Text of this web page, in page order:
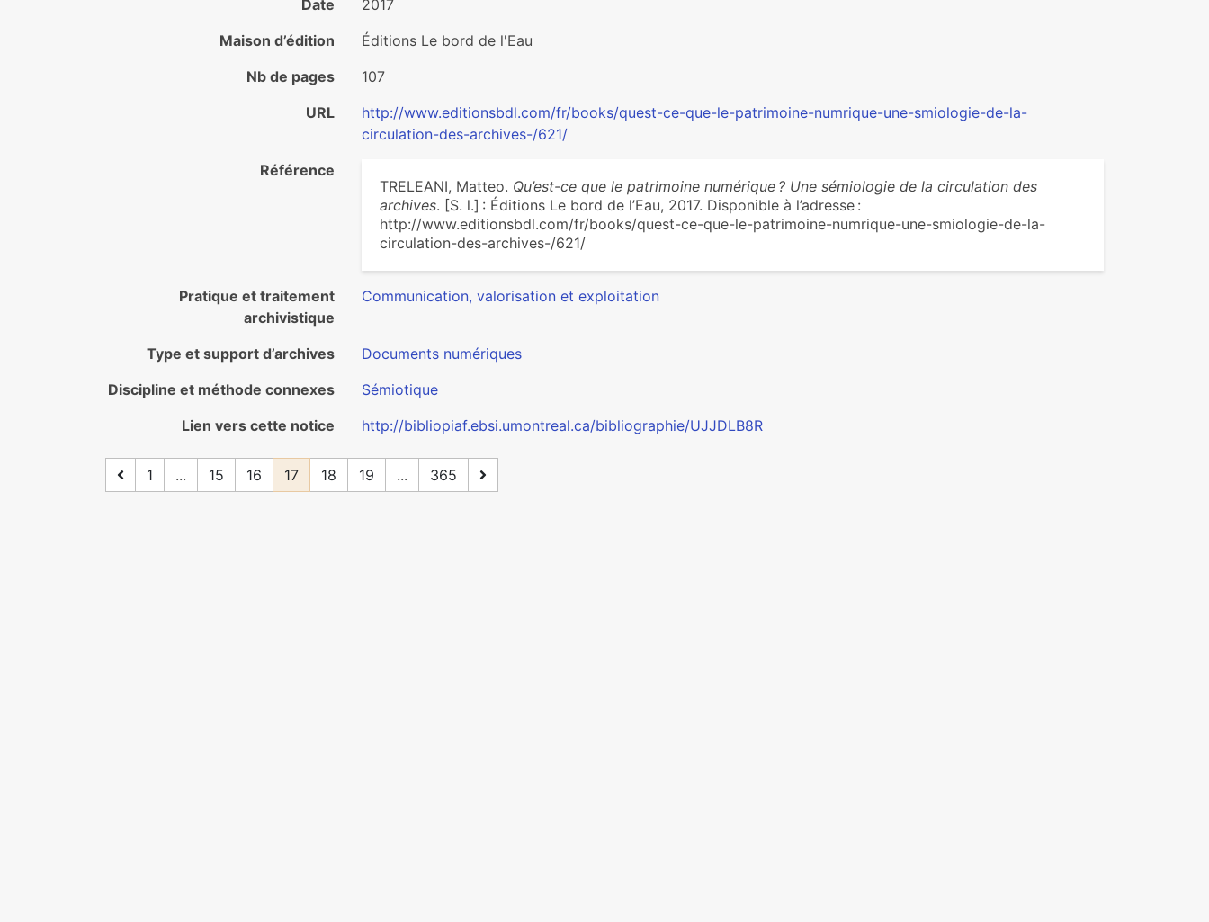
Date
2017
Maison d’édition
Éditions Le bord de l'Eau
Nb de pages
107
URL
http://www.editionsbdl.com/fr/books/quest-ce-que-le-patrimoine-numrique-une-smiologie-de-la-
circulation-des-archives-/621/
Référence
TRELEANI, Matteo. Qu’est-ce que le patrimoine numérique ? Une sémiologie de la circulation des
archives. [S. l.] : Éditions Le bord de l’Eau, 2017. Disponible à l’adresse :
http://www.editionsbdl.com/fr/books/quest-ce-que-le-patrimoine-numrique-une-smiologie-de-la-
circulation-des-archives-/621/
Pratique et traitement
archivistique
Communication, valorisation et exploitation
Type et support d’archives
Documents numériques
Discipline et méthode connexes
Sémiotique
Lien vers cette notice
http://bibliopiaf.ebsi.umontreal.ca/bibliographie/UJJDLB8R
1 ... 15 16 17 18 19 ... 365